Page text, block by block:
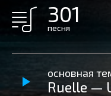
301
песня
основная
Ruelle —